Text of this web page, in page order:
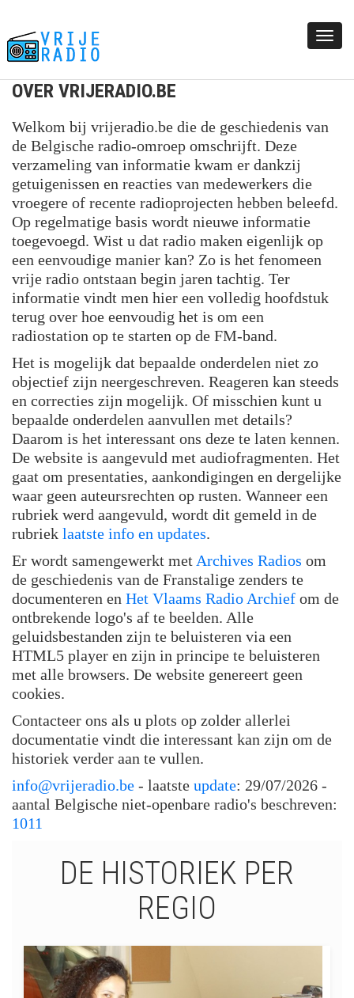
OVER VRIJERADIO.BE
Welkom bij vrijeradio.be die de geschiedenis van
de Belgische radio-omroep omschrijft. Deze
verzameling van informatie kwam er dankzij
getuigenissen en reacties van medewerkers die
vroegere of recente radioprojecten hebben beleefd.
Op regelmatige basis wordt nieuwe informatie
toegevoegd. Wist u dat radio maken eigenlijk op
een eenvoudige manier kan? Zo is het fenomeen
vrije radio ontstaan begin jaren tachtig. Ter
informatie vindt men hier een volledig hoofdstuk
terug over hoe eenvoudig het is om een
radiostation op te starten op de FM-band.
Het is mogelijk dat bepaalde onderdelen niet zo
objectief zijn neergeschreven. Reageren kan steeds
en correcties zijn mogelijk. Of misschien kunt u
bepaalde onderdelen aanvullen met details?
Daarom is het interessant ons deze te laten kennen.
De website is aangevuld met audiofragmenten. Het
gaat om presentaties, aankondigingen en dergelijke
waar geen auteursrechten op rusten. Wanneer een
rubriek werd aangevuld, wordt dit gemeld in de
rubriek laatste info en updates.
Er wordt samengewerkt met Archives Radios om
de geschiedenis van de Franstalige zenders te
documenteren en Het Vlaams Radio Archief om de
ontbrekende logo's af te beelden. Alle
geluidsbestanden zijn te beluisteren via een
HTML5 player en zijn in principe te beluisteren
met alle browsers. De website genereert geen
cookies.
Contacteer ons als u plots op zolder allerlei
documentatie vindt die interessant kan zijn om de
historiek verder aan te vullen.
info@vrijeradio.be - laatste update: 29/07/2026 -
aantal Belgische niet-openbare radio's beschreven:
1011
DE HISTORIEK PER
REGIO